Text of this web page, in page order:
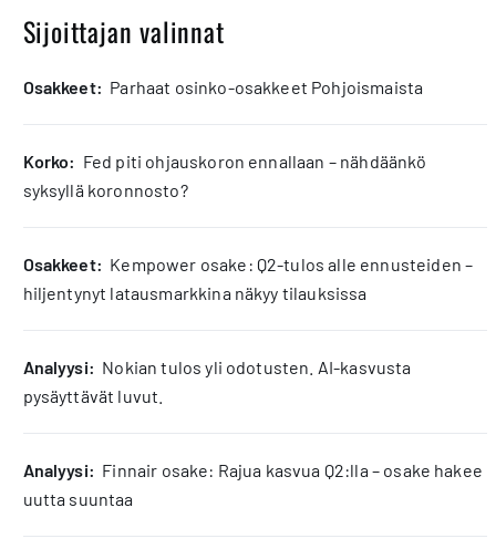
Sijoittajan valinnat
osakkeet: Parhaat osinko-osakkeet Pohjoismaista
korko: Fed piti ohjauskoron ennallaan – nähdäänkö
syksyllä koronnosto?
osakkeet: Kempower osake: Q2-tulos alle ennusteiden –
hiljentynyt latausmarkkina näkyy tilauksissa
analyysi: Nokian tulos yli odotusten. AI-kasvusta
pysäyttävät luvut.
analyysi: Finnair osake: Rajua kasvua Q2:lla – osake hakee
uutta suuntaa